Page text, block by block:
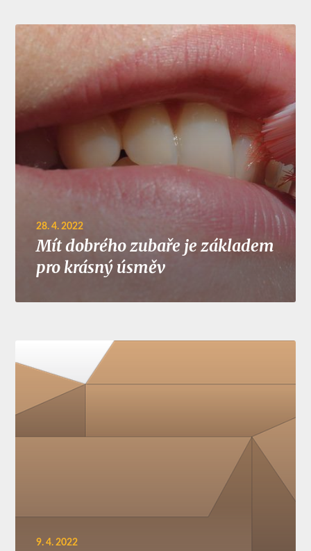
28. 4. 2022
Mít dobrého zubaře je základem
pro krásný úsměv
9. 4. 2022